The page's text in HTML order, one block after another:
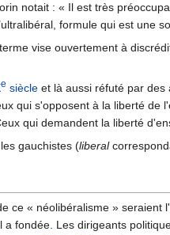
notait : « Il est très
formule qui est une
vise ouvertement à
e siècle et là aussi réfuté par des
qui s'opposent à la liberté de
qui demandent la liberté
gauchistes (liberal
ce « néolibéralisme » seraient
a fondée. Les dirigeants